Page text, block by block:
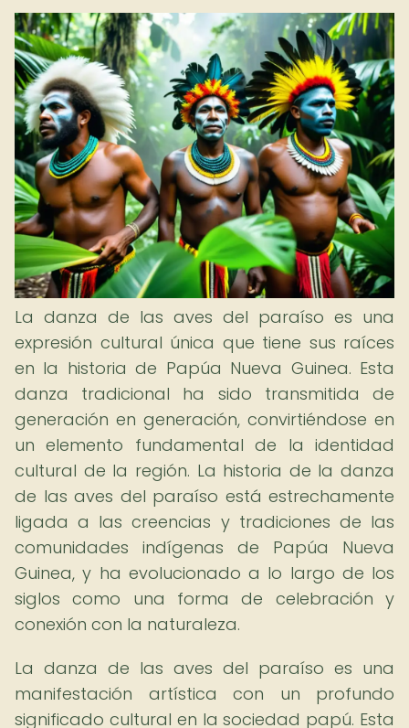
La danza de las aves del paraíso es una
expresión cultural única que tiene sus raíces
en la historia de Papúa Nueva Guinea. Esta
danza tradicional ha sido transmitida de
generación en generación, convirtiéndose en
un elemento fundamental de la identidad
cultural de la región. La historia de la danza
de las aves del paraíso está estrechamente
ligada a las creencias y tradiciones de las
comunidades indígenas de Papúa Nueva
Guinea, y ha evolucionado a lo largo de los
siglos como una forma de celebración y
conexión con la naturaleza.
La danza de las aves del paraíso es una
manifestación artística con un profundo
significado cultural en la sociedad papú. Esta